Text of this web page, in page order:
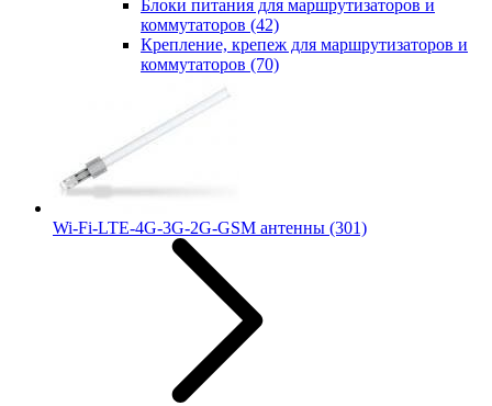
Блоки питания для маршрутизаторов и
коммутаторов (42)
Крепление, крепеж для маршрутизаторов и
коммутаторов (70)
Wi-Fi-LTE-4G-3G-2G-GSM антенны (301)